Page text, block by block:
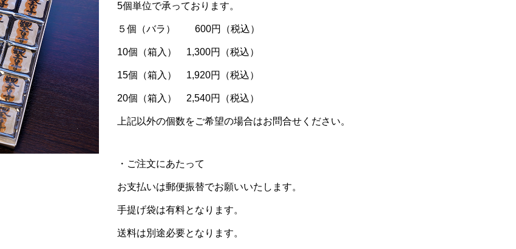
5個単位で承っております。
５個（バラ） 600円（税込）
10個（箱入） 1,300円（税込）
15個（箱入） 1,920円（税込）
20個（箱入） 2,540円（税込）
上記以外の個数をご希望の場合はお問合せください。
・ご注文にあたって
お支払いは郵便振替でお願いいたします。
手提げ袋は有料となります。
送料は別途必要となります。